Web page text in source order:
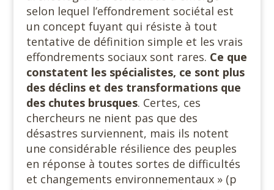
selon lequel l’effondrement sociétal est
un concept fuyant qui résiste à tout
tentative de définition simple et les vrais
effondrements sociaux sont rares. Ce que
constatent les spécialistes, ce sont plus
des déclins et des transformations que
des chutes brusques. Certes, ces
chercheurs ne nient pas que des
désastres surviennent, mais ils notent
une considérable résilience des peuples
en réponse à toutes sortes de difficultés
et changements environnementaux » (p